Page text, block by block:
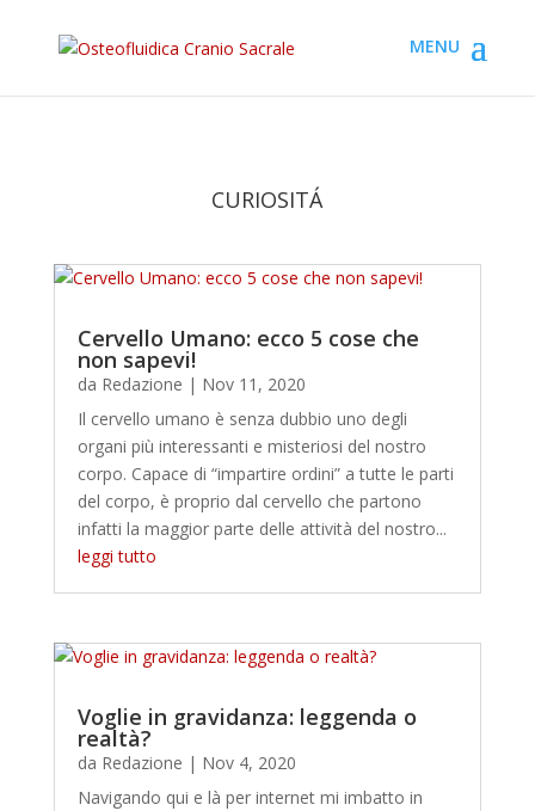
CURIOSITÁ
Cervello Umano: ecco 5 cose che
non sapevi!
da Redazione | Nov 11, 2020
Il cervello umano è senza dubbio uno degli
organi più interessanti e misteriosi del nostro
corpo. Capace di “impartire ordini” a tutte le parti
del corpo, è proprio dal cervello che partono
infatti la maggior parte delle attività del nostro...
leggi tutto
Voglie in gravidanza: leggenda o
realtà?
da Redazione | Nov 4, 2020
Navigando qui e là per internet mi imbatto in